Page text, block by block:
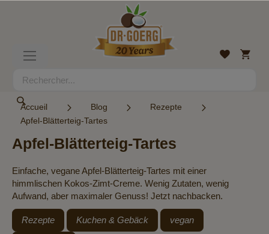
navigation
Rechercher
Liste
Mon
panier
Accueil Blog
Rezepte
Apfel-Blätterteig-Tartes
Apfel-Blätterteig-Tartes
Einfache, vegane Apfel-Blätterteig-Tartes mit einer
himmlischen Kokos-Zimt-Creme. Wenig Zutaten, wenig
Aufwand, aber maximaler Genuss! Jetzt nachbacken.
Rezepte Kuchen & Gebäck vegan